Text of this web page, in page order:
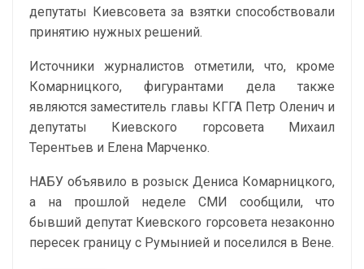
депутаты Киевсовета за взятки способствовали
принятию нужных решений.
Источники журналистов отметили, что, кроме
Комарницкого, фигурантами дела также
являются заместитель главы КГГА Петр Оленич и
депутаты Киевского горсовета Михаил
Терентьев и Елена Марченко.
НАБУ объявило в розыск Дениса Комарницкого,
а на прошлой неделе СМИ сообщили, что
бывший депутат Киевского горсовета незаконно
пересек границу с Румынией и поселился в Вене.